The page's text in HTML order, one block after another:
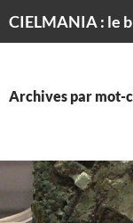
Archives par mot-